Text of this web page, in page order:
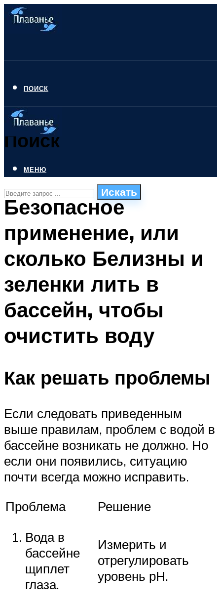
ПОИСК
Поиск
Искать
ПЛАВАНЬЕ ДЛЯ ДЕТЕЙ
БАССЕЙН ДЛЯ ДОМА
МЕНЮ
МЕНЮ
Безопасное
применение, или
сколько Белизны и
зеленки лить в
бассейн, чтобы
очистить воду
Как решать проблемы
Если следовать приведенным
выше правилам, проблем с водой в
бассейне возникать не должно. Но
если они появились, ситуацию
почти всегда можно исправить.
Проблема
Решение
Вода в
бассейне
щиплет
глаза.
Измерить и
отрегулировать
уровень рН.